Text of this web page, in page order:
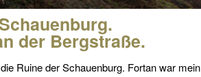
der Bergstraße.
Ruine der Schauenburg. Fortan war mein